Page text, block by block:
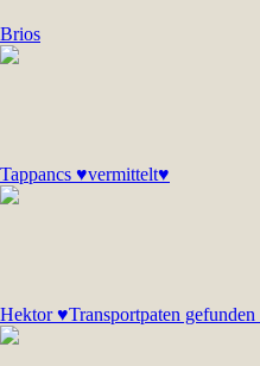
Brios
Tappancs ♥vermittelt♥
Hektor ♥Transportpaten